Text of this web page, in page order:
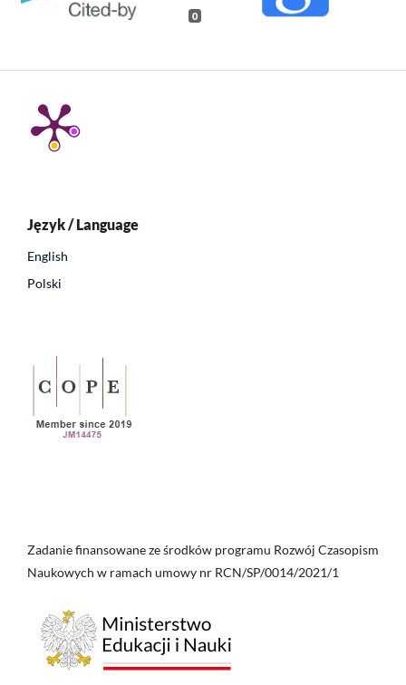
0
Język / Language
English
Polski
Zadanie finansowane ze środków programu Rozwój Czasopism
Naukowych w ramach umowy nr RCN/SP/0014/2021/1